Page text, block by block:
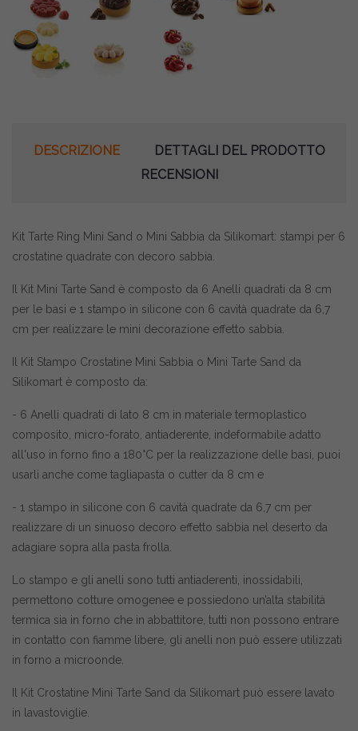
DESCRIZIONE
DETTAGLI DEL PRODOTTO
RECENSIONI
Kit Tarte Ring Mini Sand o Mini Sabbia da Silikomart: stampi per 6
crostatine quadrate con decoro sabbia.
Il Kit Mini Tarte Sand è composto da 6 Anelli quadrati da 8 cm
per le basi e 1 stampo in silicone con 6 cavità quadrate da 6,7
cm per realizzare le mini decorazione effetto sabbia.
Il Kit Stampo Crostatine Mini Sabbia o Mini Tarte Sand da
Silikomart è composto da:
- 6 Anelli quadrati di lato 8 cm in materiale termoplastico
composito, micro-forato, antiaderente, indeformabile adatto
all'uso in forno fino a 180°C per la realizzazione delle basi, puoi
usarli anche come tagliapasta o cutter da 8 cm e
- 1 stampo in silicone con 6 cavità quadrate da 6,7 cm per
realizzare di un sinuoso decoro effetto sabbia nel deserto da
adagiare sopra alla pasta frolla.
Lo stampo e gli anelli sono tutti antiaderenti, inossidabili,
permettono cotture omogenee e possiedono un’alta stabilità
termica sia in forno che in abbattitore, tutti non possono entrare
in contatto con fiamme libere, gli anelli non può essere utilizzati
in forno a microonde.
Il Kit Crostatine Mini Tarte Sand da Silikomart può essere lavato
in lavastoviglie.